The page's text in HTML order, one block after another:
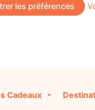
les préférences
Cadeaux